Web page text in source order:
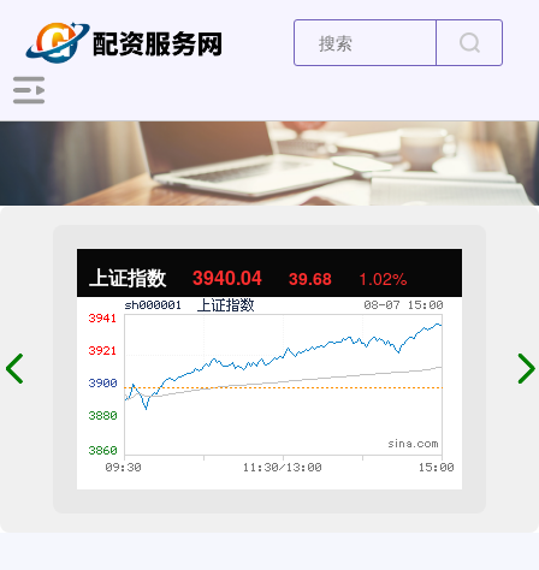
上证指数 3940.04 39.68 1.02%